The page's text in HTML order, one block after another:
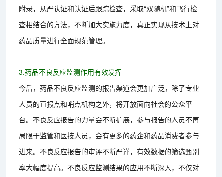
附录，从严认证和认证后跟踪检查，采取“双随机”和飞行检
查相结合的方法，不断加大实施力度，真正实现从技术上对
药品质量进行全面规范管理。
3.药品不良反应监测作用有效发挥
今后，药品不良反应监测的报告渠道会更加广泛，除了专业
人员的直报点和哨点机构之外，将开放面向社会的公众平
台。不良反应报告的力量会不断扩展，参与报告的人员不再
局限于监管和医技人员，会有更多的药企和药品消费者参与
进来。不良反应报告的审评不断严谨，有效数据的筛选甄别
率大幅度提高。不良反应监测结果的应用不断深入，不仅对